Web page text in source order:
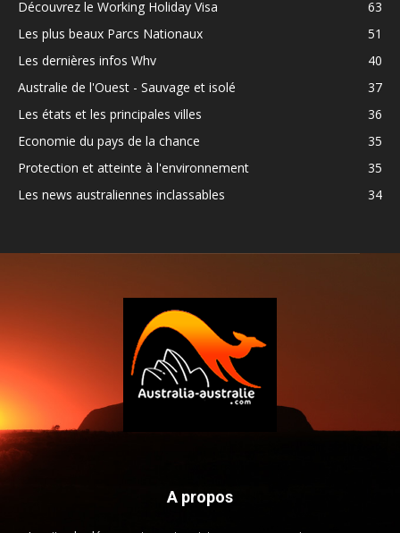
Découvrez le Working Holiday Visa
63
Les plus beaux Parcs Nationaux
51
Les dernières infos Whv
40
Australie de l'Ouest - Sauvage et isolé
37
Les états et les principales villes
36
Economie du pays de la chance
35
Protection et atteinte à l'environnement
35
Les news australiennes inclassables
34
A propos